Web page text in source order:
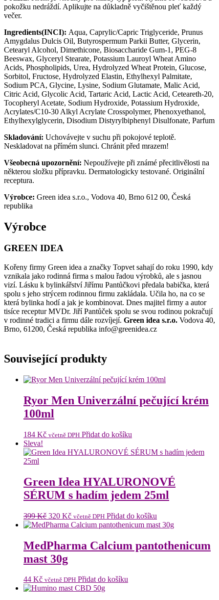
pokožku nedráždí. Aplikujte na důkladně vyčištěnou pleť každý
večer.
Ingredients(INCI): Aqua, Caprylic/Capric Triglyceride, Prunus
Amygdalus Dulcis Oil, Butyrospermum Parkii Butter, Glycerin,
Cetearyl Alcohol, Dimethicone, Biosaccharide Gum-1, PEG-8
Beeswax, Glyceryl Stearate, Potassium Lauroyl Wheat Amino
Acids, Phospholipids, Urea, Hydrolyzed Wheat Protein, Glucose,
Sorbitol, Fructose, Hydrolyzed Elastin, Ethylhexyl Palmitate,
Sodium PCA, Glycine, Lysine, Sodium Glutamate, Malic Acid,
Citric Acid, Glycolic Acid, Tartaric Acid, Lactic Acid, Ceteareth-20,
Tocopheryl Acetate, Sodium Hydroxide, Potassium Hydroxide,
Acrylates/C10-30 Alkyl Acrylate Crosspolymer, Phenoxyethanol,
Ethylhexylglycerin, Disodium Distyrylbiphenyl Disulfonate, Parfum
Skladování: Uchovávejte v suchu při pokojové teplotě.
Neskladovat na přímém slunci. Chránit před mrazem!
Všeobecná upozornění: Nepoužívejte při známé přecitlivělosti na
některou složku přípravku. Dermatolo­gicky testované. Originální
receptura.
Výrobce: Green idea s.r.o., Vodova 40, Brno 612 00, Česká
republika
Výrobce
GREEN IDEA
Kořeny firmy Green idea a značky Topvet sahají do roku 1990, kdy
vznikala jako rodinná firma s malou řadou výrobků, ale s jasnou
vizí. Lásku k bylinkářství Jiřímu Pantůčkovi předala babička, která
spolu s jeho strýcem rodinnou firmu zakládala. Učila ho, na co se
která bylinka hodí a jak je kombinovat. Dnes majitel firmy a autor
tisíce receptur MVDr. Jiří Pantůček spolu se svou rodinou pokračují
v rodinné tradici a firmu dále rozvíjejí. Green idea s.r.o. Vodova 40,
Brno, 61200, Česká republika info@greenidea.cz
Související produkty
Ryor Men Univerzální pečující krém
100ml
184 Kč včetně DPH Přidat do košíku
Sleva!
Green Idea HYALURONOVÉ
SÉRUM s hadím jedem 25ml
399Kč Původní
cena
399 Kč.
320 KčAktuální
cena
320 Kč.
včetně DPH Přidat do košíku
MedPharma Calcium pantothenicum
mast 30g
44 Kč včetně DPH Přidat do košíku